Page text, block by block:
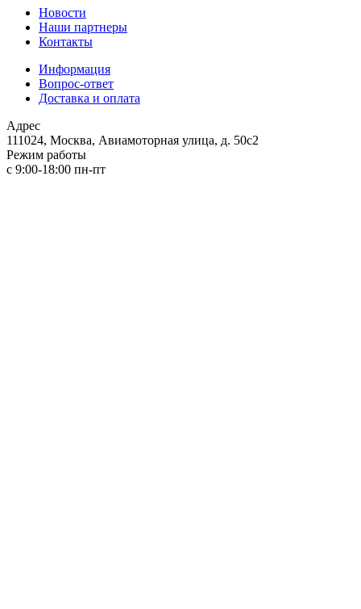
Новости
Наши партнеры
Контакты
Информация
Вопрос-ответ
Доставка и оплата
Адрес
111024, Москва, Авиамоторная улица, д. 50с2
Режим работы
с 9:00-18:00 пн-пт